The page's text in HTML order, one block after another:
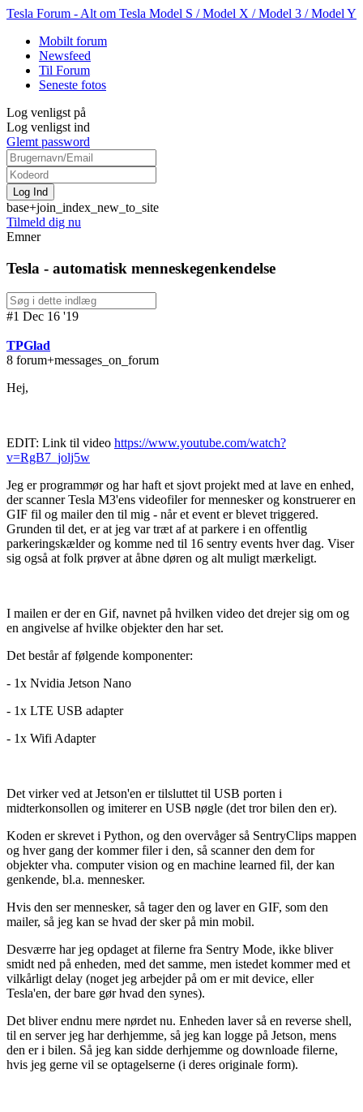
Tesla Forum - Alt om Tesla Model S / Model X / Model 3 / Model Y
Mobilt forum
Newsfeed
Til Forum
Seneste fotos
Log venligst på
Log venligst ind
Glemt password
base+join_index_new_to_site
Tilmeld dig nu
Emner
Tesla - automatisk menneskegenkendelse
#1 Dec 16 '19
TPGlad
8 forum+messages_on_forum
Hej,
EDIT: Link til video https://www.youtube.com/watch?
v=RgB7_jolj5w
Jeg er programmør og har haft et sjovt projekt med at lave en enhed,
der scanner Tesla M3'ens videofiler for mennesker og konstruerer en
GIF fil og mailer den til mig - når et event er blevet triggered.
Grunden til det, er at jeg var træt af at parkere i en offentlig
parkeringskælder og komme ned til 16 sentry events hver dag. Viser
sig også at folk prøver at åbne døren og alt muligt mærkeligt.
I mailen er der en Gif, navnet på hvilken video det drejer sig om og
en angivelse af hvilke objekter den har set.
Det består af følgende komponenter:
- 1x Nvidia Jetson Nano
- 1x LTE USB adapter
- 1x Wifi Adapter
Det virker ved at Jetson'en er tilsluttet til USB porten i
midterkonsollen og imiterer en USB nøgle (det tror bilen den er).
Koden er skrevet i Python, og den overvåger så SentryClips mappen
og hver gang der kommer filer i den, så scanner den dem for
objekter vha. computer vision og en machine learned fil, der kan
genkende, bl.a. mennesker.
Hvis den ser mennesker, så tager den og laver en GIF, som den
mailer, så jeg kan se hvad der sker på min mobil.
Desværre har jeg opdaget at filerne fra Sentry Mode, ikke bliver
smidt ned på enheden, med det samme, men istedet kommer med et
vilkårligt delay (noget jeg arbejder på om er mit device, eller
Tesla'en, der bare gør hvad den synes).
Det bliver endnu mere nørdet nu. Enheden laver så en reverse shell,
til en server jeg har derhjemme, så jeg kan logge på Jetson, mens
den er i bilen. Så jeg kan sidde derhjemme og downloade filerne,
hvis jeg gerne vil se optagelserne (i deres originale form).